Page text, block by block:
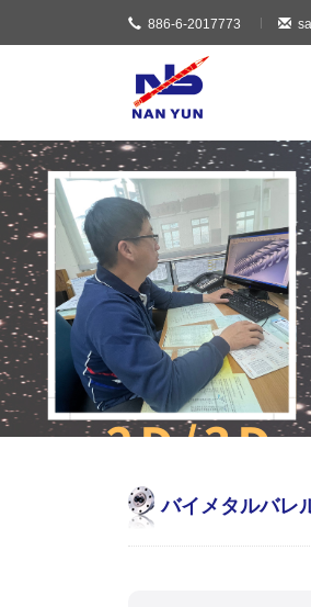
886-6-2017773
バイメタルバレ